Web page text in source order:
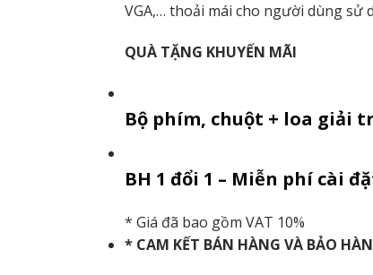
VGA,… thoải mái cho người dùng sử
QUÀ TẶNG KHUYẾN MÃI
Bộ phím, chuột + loa giải
BH 1 đổi 1 – Miễn phí cài
* Giá đã bao gồm VAT 10%
* CAM KẾT BÁN HÀNG VÀ BẢO